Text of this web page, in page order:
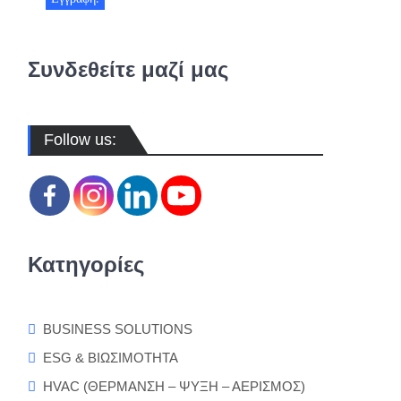
Συνδεθείτε μαζί μας
Follow us:
Κατηγορίες
BUSINESS SOLUTIONS
ESG & ΒΙΩΣΙΜΟΤΗΤΑ
HVAC (ΘΕΡΜΑΝΣΗ – ΨΥΞΗ – ΑΕΡΙΣΜΟΣ)